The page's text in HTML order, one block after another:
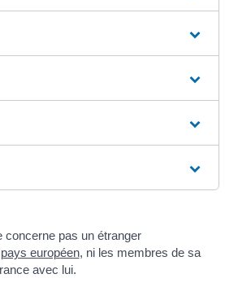
concerne pas un étranger
pays européen, ni les membres de sa
avec lui.